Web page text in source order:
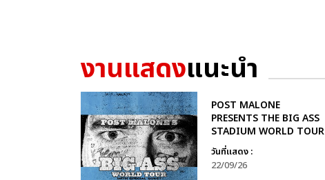
งานแสดงแนะนำ
POST MALONE
PRESENTS THE BIG ASS
STADIUM WORLD TOUR
วันที่แสดง :
22/09/26